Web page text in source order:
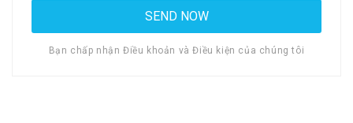
Bạn chấp nhận Điều khoản và Điều kiện của chúng tôi